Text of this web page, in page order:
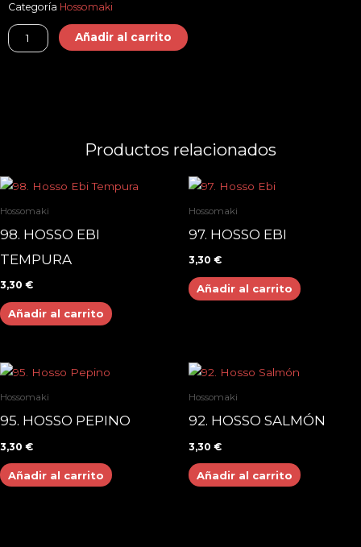
Categoría Hossomaki
96.
Hosso
Añadir al carrito
Productos relacionados
Hossomaki
98. HOSSO EBI
TEMPURA
3,30 €
Añadir al carrito
Hossomaki
97. HOSSO EBI
3,30 €
Añadir al carrito
Hossomaki
95. HOSSO PEPINO
3,30 €
Añadir al carrito
Hossomaki
92. HOSSO SALMÓN
3,30 €
Añadir al carrito